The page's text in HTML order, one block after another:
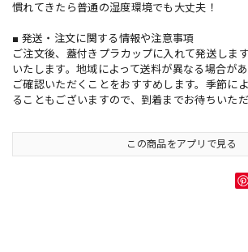
慣れてきたら普通の湿度環境でも大丈夫！
■ 発送・注文に関する情報や注意事項
ご注文後、蓋付きプラカップに入れて発送しま
いたします。地域によって送料が異なる場合が
ご確認いただくことをおすすめします。季節に
ることもございますので、到着までお待ちいた
この商品をアプリで見る